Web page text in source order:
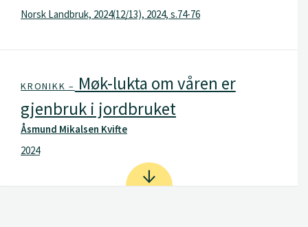
Norsk Landbruk, 2024(12/13), 2024, s.74-76
KRONIKK – Møk-lukta om våren er
gjenbruk i jordbruket
Åsmund Mikalsen Kvifte
2024